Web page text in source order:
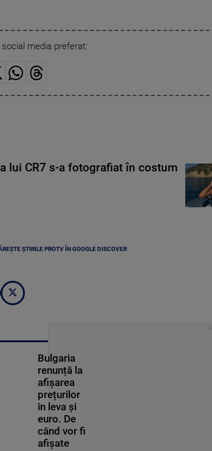
media preferat:
lui CR7 s-a fotografiat în costum
ȘTIRILE PROTV ÎN GOOGLE DISCOVER
Bulgaria
renunță la
afișarea
prețurilor
în leva și
euro. De
când vor fi
afișate